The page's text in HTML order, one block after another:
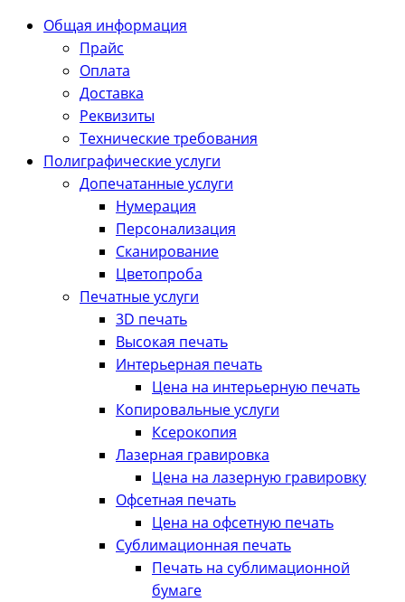
Общая информация
Прайс
Оплата
Доставка
Реквизиты
Технические требования
Полиграфические услуги
Допечатанные услуги
Нумерация
Персонализация
Сканирование
Цветопроба
Печатные услуги
3D печать
Высокая печать
Интерьерная печать
Цена на интерьерную печать
Копировальные услуги
Ксерокопия
Лазерная гравировка
Цена на лазерную гравировку
Офсетная печать
Цена на офсетную печать
Сублимационная печать
Печать на сублимационной
бумаге